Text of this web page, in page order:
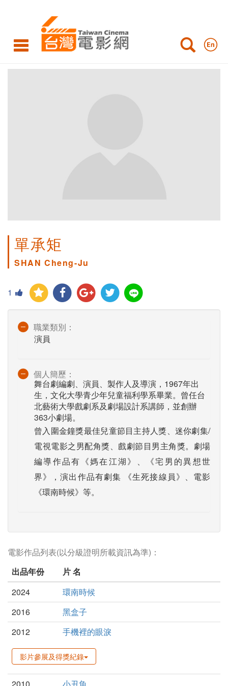
單承矩
SHAN Cheng-Ju
1
職業類別：
演員
個人簡歷：
舞台劇編劇、演員、製作人及導演，1967年出
生，文化大學青少年兒童福利學系畢業。曾任台
北藝術大學戲劇系及劇場設計系講師，並創辦
363小劇場。
曾入圍金鐘獎最佳兒童節目主持人獎、迷你劇集/
電視電影之男配角獎、戲劇節目男主角獎。劇場
編導作品有《媽在江湖》、《宅男的異想世
界》，演出作品有劇集 《生死接線員》、電影
《環南時候》等。
電影作品列表(以分級證明所載資訊為準)：
出品年份
片 名
2024
環南時候
2016
黑盒子
2012
手機裡的眼淚
影片參展及得獎紀錄